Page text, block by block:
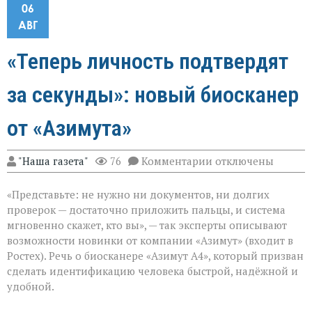
06
АВГ
«Теперь личность подтвердят
за секунды»: новый биосканер
от «Азимута»
"Наша газета" 76 Комментарии к
записи
личность
подтвердят
за
секунды»:
новый
биосканер
от
«Азимута»
отключены
«Представьте: не нужно ни документов, ни долгих
проверок — достаточно приложить пальцы, и система
мгновенно скажет, кто вы», — так эксперты описывают
возможности новинки от компании «Азимут» (входит в
Ростех). Речь о биосканере «Азимут А4», который призван
сделать идентификацию человека быстрой, надёжной и
удобной.